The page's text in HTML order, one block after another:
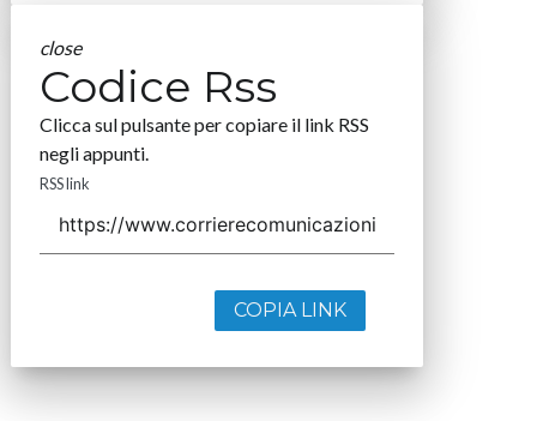
close
Codice Rss
Clicca sul pulsante per copiare il link RSS
negli appunti.
RSS link
COPIA LINK